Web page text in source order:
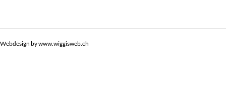
Webdesign by www.wiggisweb.ch